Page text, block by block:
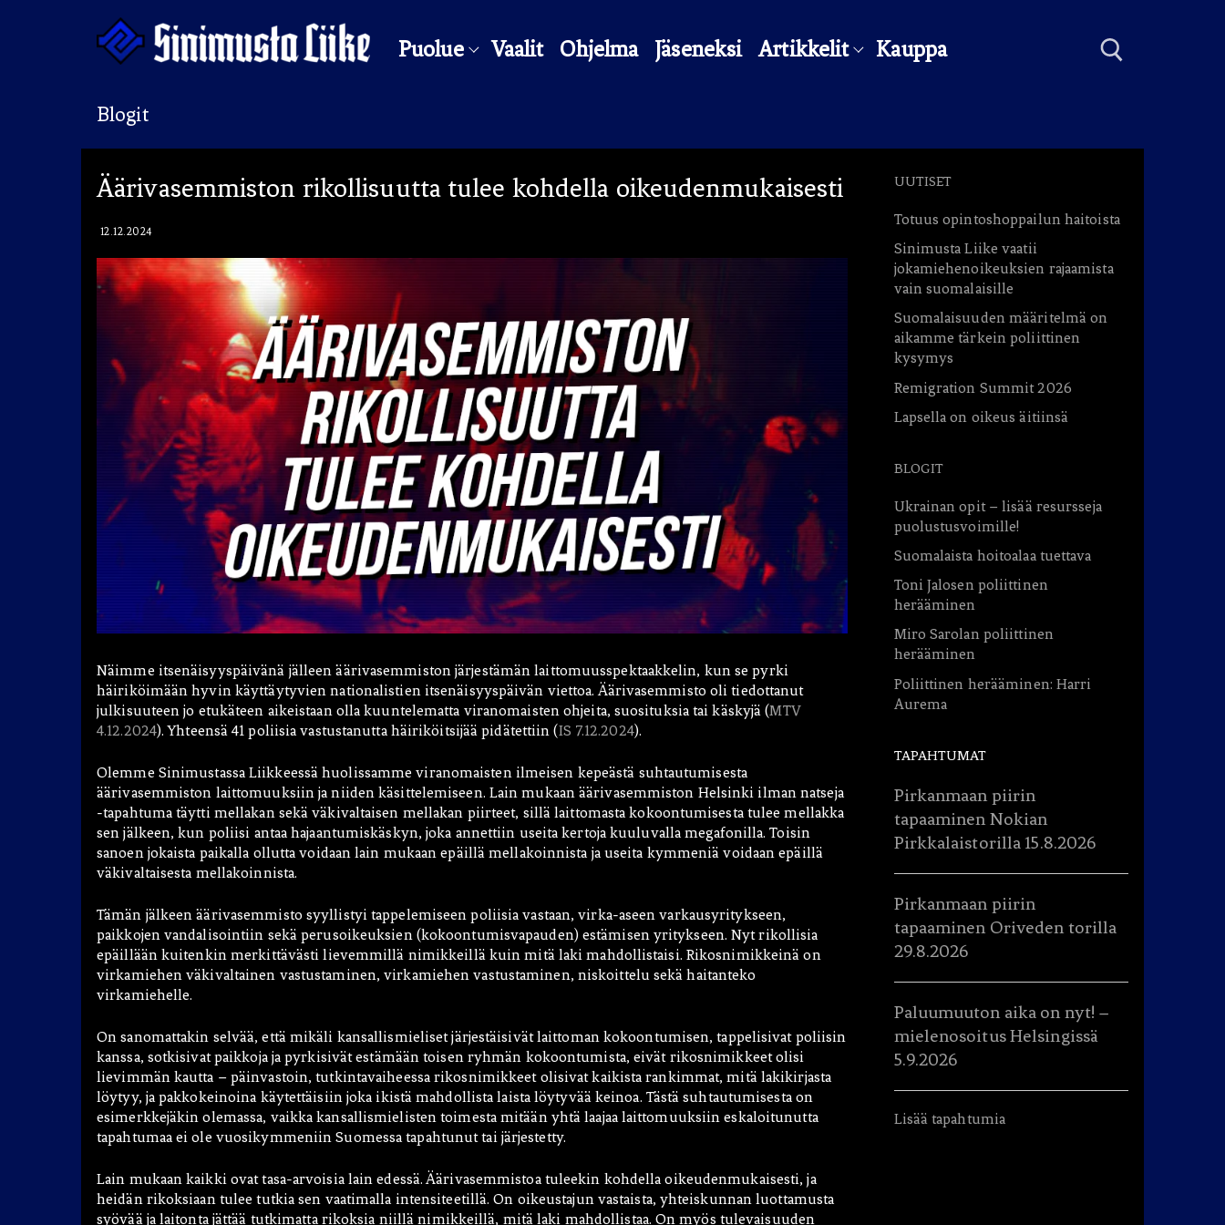
Puolue Vaalit Ohjelma Jäseneksi Artikkelit Kauppa
Yhteystiedot
Ohjelma
Jäseneksi
Artikkelit
Uutiset
Blogit
Kauppa
Hae:
Blogit
Äärivasemmiston rikollisuutta tulee kohdella oikeudenmukaisesti
12.12.2024
Näimme itsenäisyyspäivänä jälleen äärivasemmiston järjestämän laittomuusspektaakkelin, kun se pyrki
häiriköimään hyvin käyttäytyvien nationalistien itsenäisyyspäivän viettoa. Äärivasemmisto oli tiedottanut
julkisuuteen jo etukäteen aikeistaan olla kuuntelematta viranomaisten ohjeita, suosituksia tai käskyjä (MTV
4.12.2024). Yhteensä 41 poliisia vastustanutta häiriköitsijää pidätettiin (IS 7.12.2024).
Olemme Sinimustassa Liikkeessä huolissamme viranomaisten ilmeisen kepeästä suhtautumisesta
äärivasemmiston laittomuuksiin ja niiden käsittelemiseen. Lain mukaan äärivasemmiston Helsinki ilman natseja
-tapahtuma täytti mellakan sekä väkivaltaisen mellakan piirteet, sillä laittomasta kokoontumisesta tulee mellakka
sen jälkeen, kun poliisi antaa hajaantumiskäskyn, joka annettiin useita kertoja kuuluvalla megafonilla. Toisin
sanoen jokaista paikalla ollutta voidaan lain mukaan epäillä mellakoinnista ja useita kymmeniä voidaan epäillä
väkivaltaisesta mellakoinnista.
Tämän jälkeen äärivasemmisto syyllistyi tappelemiseen poliisia vastaan, virka-aseen varkausyritykseen,
paikkojen vandalisointiin sekä perusoikeuksien (kokoontumisvapauden) estämisen yritykseen. Nyt rikollisia
epäillään kuitenkin merkittävästi lievemmillä nimikkeillä kuin mitä laki mahdollistaisi. Rikosnimikkeinä on
virkamiehen väkivaltainen vastustaminen, virkamiehen vastustaminen, niskoittelu sekä haitanteko
virkamiehelle.
On sanomattakin selvää, että mikäli kansallismieliset järjestäisivät laittoman kokoontumisen, tappelisivat poliisin
kanssa, sotkisivat paikkoja ja pyrkisivät estämään toisen ryhmän kokoontumista, eivät rikosnimikkeet olisi
lievimmän kautta – päinvastoin, tutkintavaiheessa rikosnimikkeet olisivat kaikista rankimmat, mitä lakikirjasta
löytyy, ja pakkokeinoina käytettäisiin joka ikistä mahdollista laista löytyvää keinoa. Tästä suhtautumisesta on
esimerkkejäkin olemassa, vaikka kansallismielisten toimesta mitään yhtä laajaa laittomuuksiin eskaloitunutta
tapahtumaa ei ole vuosikymmeniin Suomessa tapahtunut tai järjestetty.
Lain mukaan kaikki ovat tasa-arvoisia lain edessä. Äärivasemmistoa tuleekin kohdella oikeudenmukaisesti, ja
heidän rikoksiaan tulee tutkia sen vaatimalla intensiteetillä. On oikeustajun vastaista, yhteiskunnan luottamusta
syövää ja laitonta jättää tutkimatta rikoksia niillä nimikkeillä, mitä laki mahdollistaa. On myös tulevaisuuden
UUTISET
Totuus opintoshoppailun haitoista
Sinimusta Liike vaatii
jokamiehenoikeuksien rajaamista
vain suomalaisille
Suomalaisuuden määritelmä on
aikamme tärkein poliittinen
kysymys
Remigration Summit 2026
Lapsella on oikeus äitiinsä
BLOGIT
Ukrainan opit – lisää resursseja
puolustusvoimille!
Suomalaista hoitoalaa tuettava
Toni Jalosen poliittinen
herääminen
Miro Sarolan poliittinen
herääminen
Poliittinen herääminen: Harri
Aurema
TAPAHTUMAT
Pirkanmaan piirin
tapaaminen Nokian
Pirkkalaistorilla 15.8.2026
Pirkanmaan piirin
tapaaminen Oriveden torilla
29.8.2026
Paluumuuton aika on nyt! –
mielenosoitus Helsingissä
5.9.2026
Lisää tapahtumia